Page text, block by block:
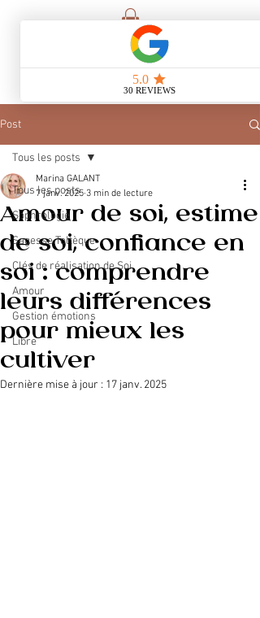
Post
Tous les posts
Sophrologie
Sagesse Toltèque
Clés de réalisation de Soi
Amour
Gestion émotions
Libre
Tous les posts
Amour de soi, estime
de soi, confiance en
soi : comprendre
leurs différences
pour mieux les
cultiver
Marina GALANT
7 janv. 2025 3 min de lecture
Dernière mise à jour : 17 janv. 2025